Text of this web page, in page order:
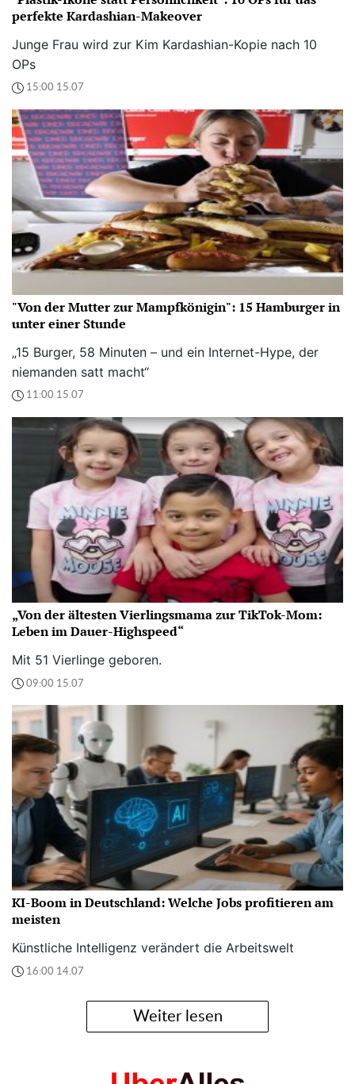
perfekte Kardashian-Makeover
Junge Frau wird zur Kim Kardashian-Kopie nach 10
OPs
15:00 15.07
"Von der Mutter zur Mampfkönigin": 15 Hamburger in
unter einer Stunde
„15 Burger, 58 Minuten – und ein Internet-Hype, der
niemanden satt macht“
11:00 15.07
„Von der ältesten Vierlingsmama zur TikTok-Mom:
Leben im Dauer-Highspeed“
Mit 51 Vierlinge geboren.
09:00 15.07
KI-Boom in Deutschland: Welche Jobs profitieren am
meisten
Künstliche Intelligenz verändert die Arbeitswelt
16:00 14.07
Weiter lesen